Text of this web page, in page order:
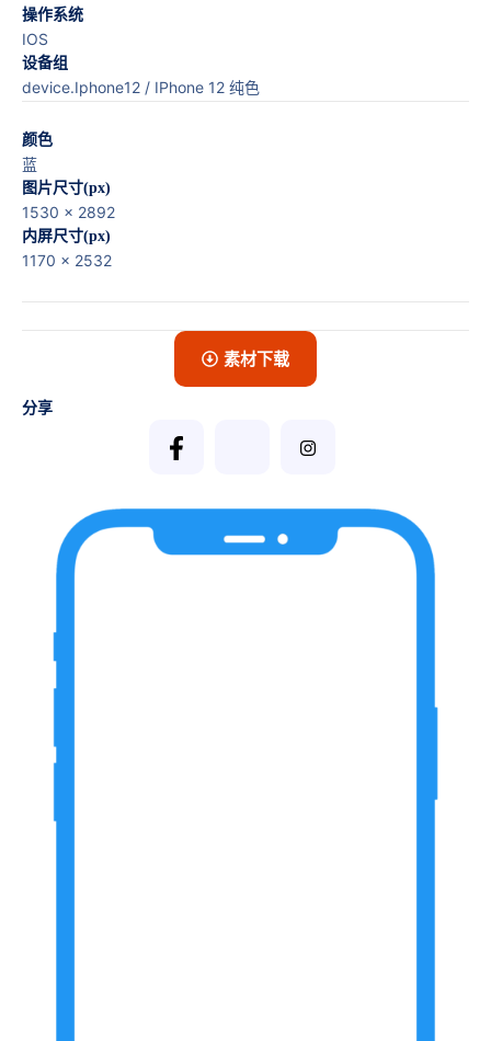
操作系统
IOS
设备组
device.Iphone12 / IPhone 12 纯色
颜色
蓝
图片尺寸(px)
1530 x 2892
内屏尺寸(px)
1170 x 2532
素材下载
分享